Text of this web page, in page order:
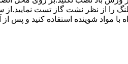
محل اتصال دو سر شیلنگ را از نظر نشت گاز
مواد شوینده استفاده کنید و پس